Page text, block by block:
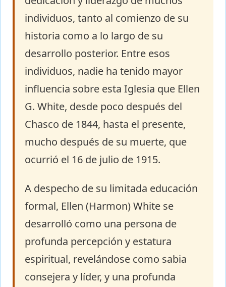
individuos, tanto al comienzo de su
historia como a lo largo de su
desarrollo posterior. Entre esos
individuos, nadie ha tenido mayor
influencia sobre esta Iglesia que Ellen
G. White, desde poco después del
Chasco de 1844, hasta el presente,
mucho después de su muerte, que
ocurrió el 16 de julio de 1915.
A despecho de su limitada educación
formal, Ellen (Harmon) White se
desarrolló como una persona de
profunda percepción y estatura
espiritual, revelándose como sabia
consejera y líder, y una profunda